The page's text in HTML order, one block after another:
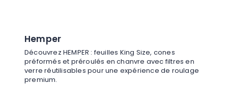
Hemper
Découvrez HEMPER : feuilles King Size, cones
préformés et préroulés en chanvre avec filtres en
verre réutilisables pour une expérience de roulage
premium.